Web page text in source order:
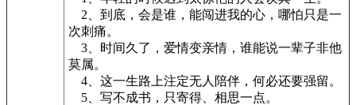
2、到底，会是谁，能闯进我的心，哪怕只是一
次刺痛。
3、时间久了，爱情变亲情，谁能说一辈子非他
莫属。
4、这一生路上注定无人陪伴，何必还要强留。
5、写不成书，只寄得、相思一点。